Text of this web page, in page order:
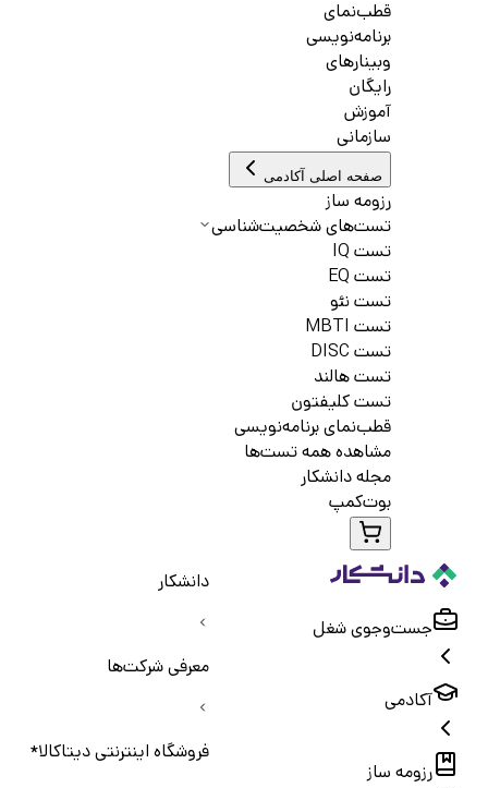
قطب‌نمای
برنامه‌نویسی
وبینارهای
رایگان
آموزش
سازمانی
صفحه اصلی آکادمی
رزومه ساز
تست‌های شخصیت‌شناسی
تست IQ
تست EQ
تست نئو
تست MBTI
تست DISC
تست هالند
تست کلیفتون
قطب‌نمای برنامه‌نویسی
مشاهده همه تست‌ها
مجله دانشکار
بوت‌کمپ
جست‌و‌جوی شغل
آکادمی
رزومه ساز
دانشکار
معرفی شرکت‌ها
فروشگاه اینترنتی دیتاکالا*